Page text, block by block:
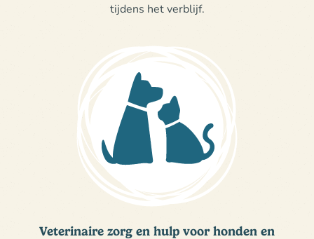
tijdens het verblijf.
Veterinaire zorg en hulp voor honden en